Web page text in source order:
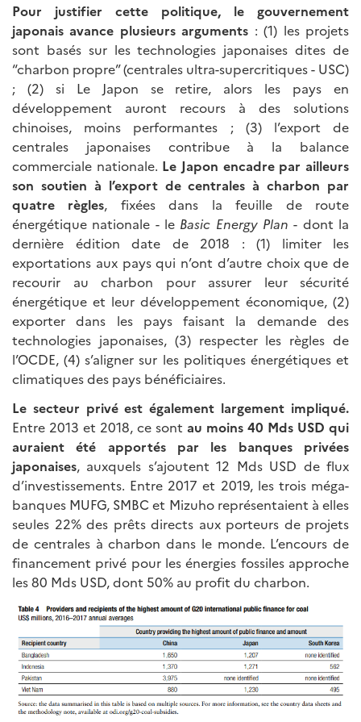
Pour justifier cette politique, le gouvernement
japonais avance plusieurs arguments : (1) les projets
sont basés sur les technologies japonaises dites de
“charbon propre” (centrales ultra-supercritiques - USC)
; (2) si Le Japon se retire, alors les pays en
développement auront recours à des solutions
chinoises, moins performantes ; (3) l’export de
centrales japonaises contribue à la balance
commerciale nationale. Le Japon encadre par ailleurs
son soutien à l’export de centrales à charbon par
quatre règles, fixées dans la feuille de route
énergétique nationale - le Basic Energy Plan - dont la
dernière édition date de 2018 : (1) limiter les
exportations aux pays qui n’ont d’autre choix que de
recourir au charbon pour assurer leur sécurité
énergétique et leur développement économique, (2)
exporter dans les pays faisant la demande des
technologies japonaises, (3) respecter les règles de
l’OCDE, (4) s’aligner sur les politiques énergétiques et
climatiques des pays bénéficiaires.
Le secteur privé est également largement impliqué.
Entre 2013 et 2018, ce sont au moins 40 Mds USD qui
auraient été apportés par les banques privées
japonaises, auxquels s’ajoutent 12 Mds USD de flux
d’investissements. Entre 2017 et 2019, les trois méga-
banques MUFG, SMBC et Mizuho représentaient à elles
seules 22% des prêts directs aux porteurs de projets
de centrales à charbon dans le monde. L’encours de
financement privé pour les énergies fossiles approche
les 80 Mds USD, dont 50% au profit du charbon.